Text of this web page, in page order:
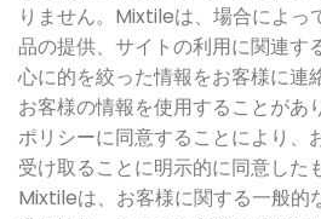
りません。Mixtileは、場合によっ
品の提供、サイトの利用に関連す
心に的を絞った情報をお客様に連
お客様の情報を使用することがあ
ポリシーに同意することにより、
受け取ることに明示的に同意した
Mixtileは、お客様に関する一般的